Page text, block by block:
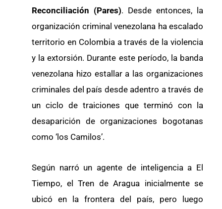
Reconciliación (Pares). Desde entonces, la
organización criminal venezolana ha escalado
territorio en Colombia a través de la violencia
y la extorsión. Durante este período, la banda
venezolana hizo estallar a las organizaciones
criminales del país desde adentro a través de
un ciclo de traiciones que terminó con la
desaparición de organizaciones bogotanas
como ‘los Camilos’.
Según narró un agente de inteligencia a El
Tiempo, el Tren de Aragua inicialmente se
ubicó en la frontera del país, pero luego